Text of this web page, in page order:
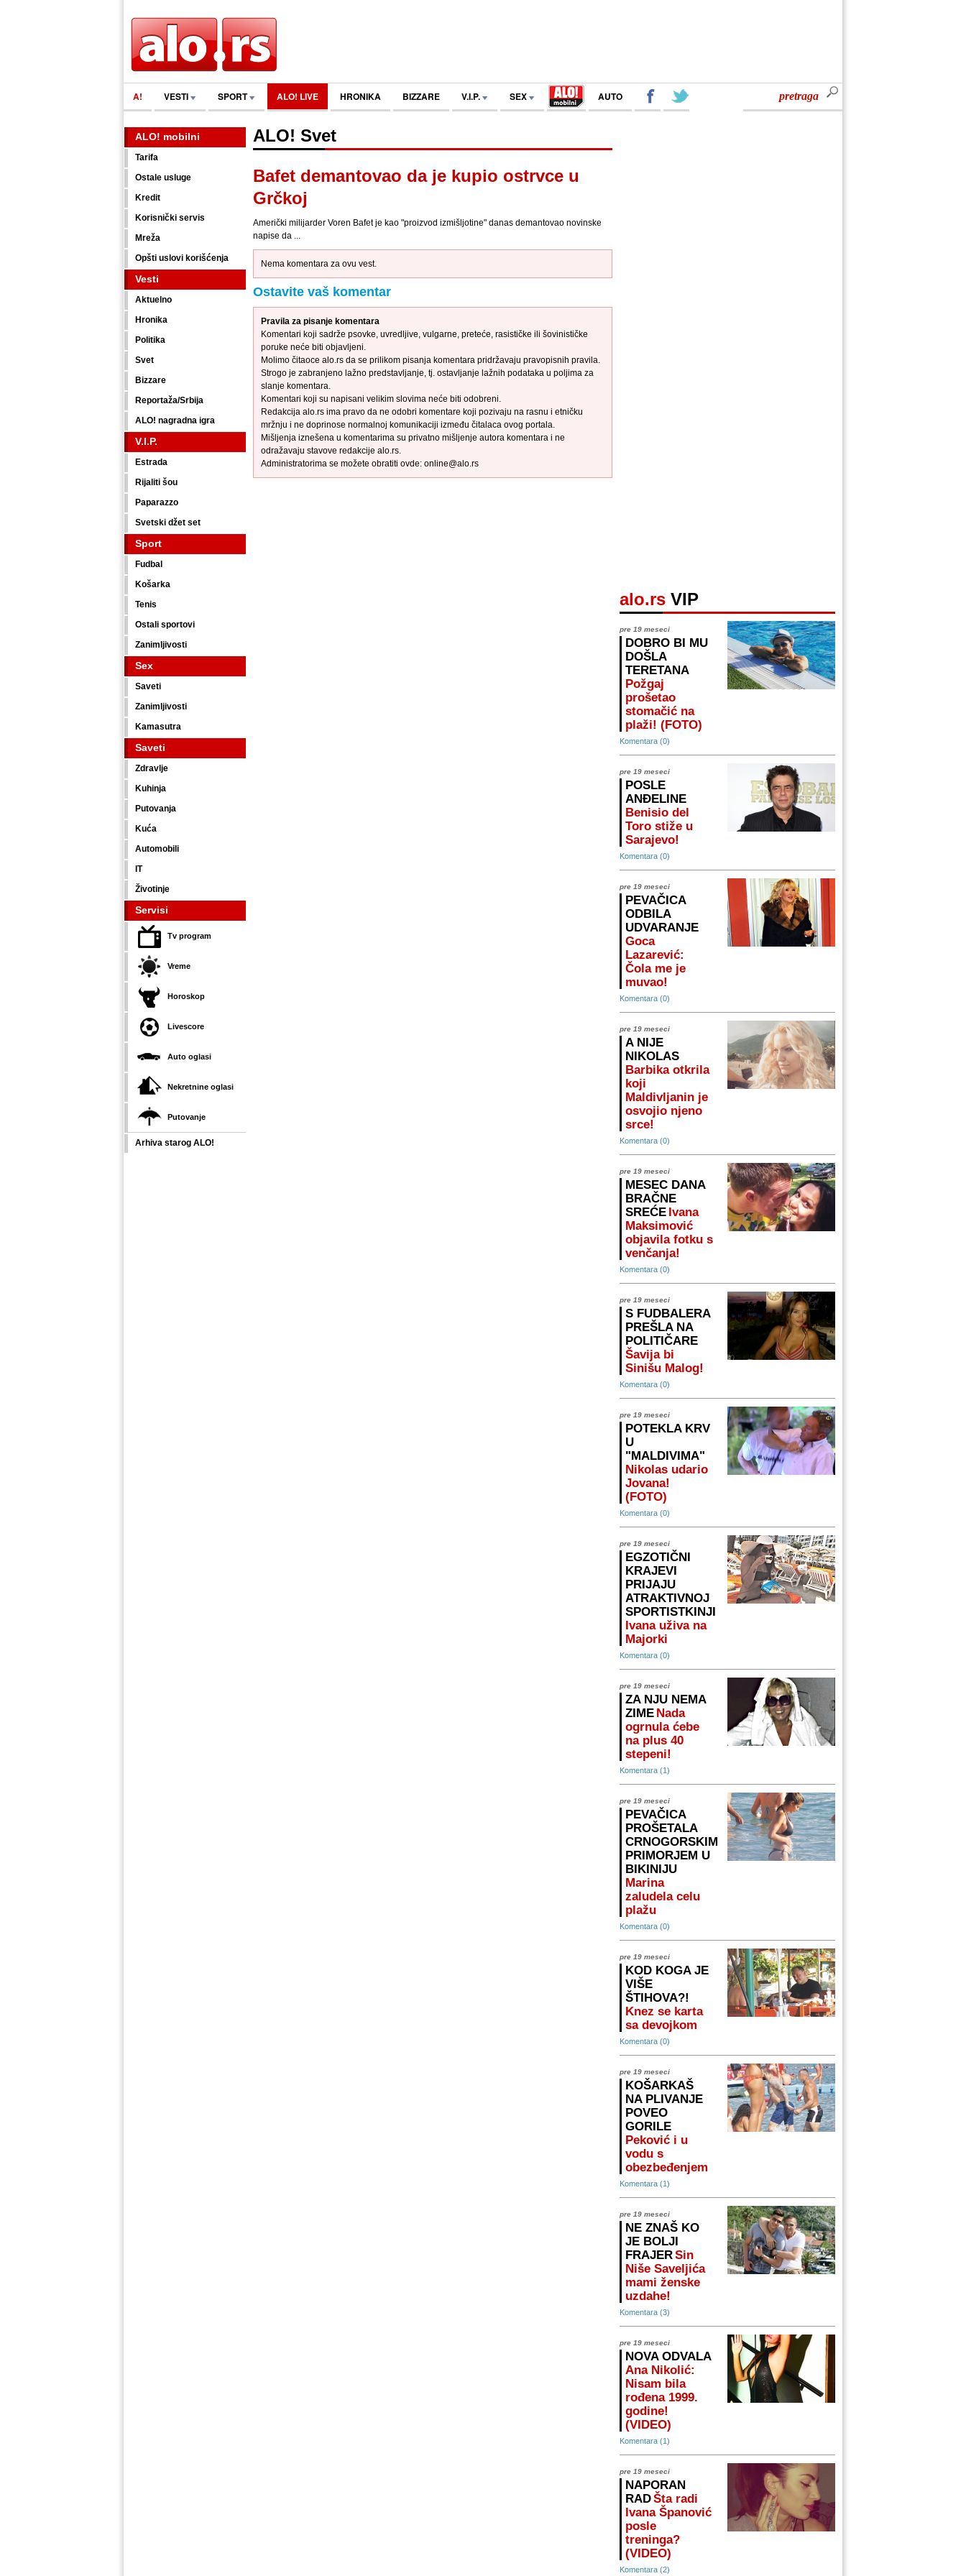
A! VESTI SPORT ALO! LIVE HRONIKA BIZZARE V.I.P. SEX AUTO
ALO! mobilni
Tarifa
Ostale usluge
Kredit
Korisnički servis
Mreža
Opšti uslovi korišćenja
Vesti
Aktuelno
Hronika
Politika
Svet
Bizzare
Reportaža/Srbija
ALO! nagradna igra
V.I.P.
Estrada
Rijaliti šou
Paparazzo
Svetski džet set
Sport
Fudbal
Košarka
Tenis
Ostali sportovi
Zanimljivosti
Sex
Saveti
Zanimljivosti
Kamasutra
Saveti
Zdravlje
Kuhinja
Putovanja
Kuća
Automobili
IT
Životinje
Servisi
Tv program
Vreme
Horoskop
Livescore
Auto oglasi
Nekretnine oglasi
Putovanje
Arhiva starog ALO!
ALO! Svet
Bafet demantovao da je kupio ostrvce u
Grčkoj
Američki milijarder Voren Bafet je kao "proizvod izmišljotine" danas demantovao novinske
napise da ...
Nema komentara za ovu vest.
Ostavite vaš komentar
Pravila za pisanje komentara
Komentari koji sadrže psovke, uvredljive, vulgarne, preteće, rasističke ili šovinističke
poruke neće biti objavljeni.
Molimo čitaoce alo.rs da se prilikom pisanja komentara pridržavaju pravopisnih pravila.
Strogo je zabranjeno lažno predstavljanje, tj. ostavljanje lažnih podataka u poljima za
slanje komentara.
Komentari koji su napisani velikim slovima neće biti odobreni.
Redakcija alo.rs ima pravo da ne odobri komentare koji pozivaju na rasnu i etničku
mržnju i ne doprinose normalnoj komunikaciji između čitalaca ovog portala.
Mišljenja iznešena u komentarima su privatno mišljenje autora komentara i ne
odražavaju stavove redakcije alo.rs.
Administratorima se možete obratiti ovde: online@alo.rs
alo.rs VIP
pre 19 meseci
DOBRO BI MU
DOŠLA
TERETANA
Požgaj
prošetao
stomačić na
plaži! (FOTO)
Komentara (0)
pre 19 meseci
POSLE
ANĐELINE
Benisio del
Toro stiže u
Sarajevo!
Komentara (0)
pre 19 meseci
PEVAČICA
ODBILA
UDVARANJE
Goca
Lazarević:
Čola me je
muvao!
Komentara (0)
pre 19 meseci
A NIJE
NIKOLAS
Barbika otkrila
koji
Maldivljanin je
osvojio njeno
srce!
Komentara (0)
pre 19 meseci
MESEC DANA
BRAČNE
SREĆE Ivana
Maksimović
objavila fotku s
venčanja!
Komentara (0)
pre 19 meseci
S FUDBALERA
PREŠLA NA
POLITIČARE
Šavija bi
Sinišu Malog!
Komentara (0)
pre 19 meseci
POTEKLA KRV
U
"MALDIVIMA"
Nikolas udario
Jovana!
(FOTO)
Komentara (0)
pre 19 meseci
EGZOTIČNI
KRAJEVI
PRIJAJU
ATRAKTIVNOJ
SPORTISTKINJI
Ivana uživa na
Majorki
Komentara (0)
pre 19 meseci
ZA NJU NEMA
ZIME Nada
ogrnula ćebe
na plus 40
stepeni!
Komentara (1)
pre 19 meseci
PEVAČICA
PROŠETALA
CRNOGORSKIM
PRIMORJEM U
BIKINIJU
Marina
zaludela celu
plažu
Komentara (0)
pre 19 meseci
KOD KOGA JE
VIŠE
ŠTIHOVA?!
Knez se karta
sa devojkom
Komentara (0)
pre 19 meseci
KOŠARKAŠ
NA PLIVANJE
POVEO
GORILE
Peković i u
vodu s
obezbeđenjem
Komentara (1)
pre 19 meseci
NE ZNAŠ KO
JE BOLJI
FRAJERSin
Niše Saveljića
mami ženske
uzdahe!
Komentara (3)
pre 19 meseci
NOVA ODVALA
Ana Nikolić:
Nisam bila
rođena 1999.
godine!
(VIDEO)
Komentara (1)
pre 19 meseci
NAPORAN
RADŠta radi
Ivana Španović
posle
treninga?
(VIDEO)
Komentara (2)